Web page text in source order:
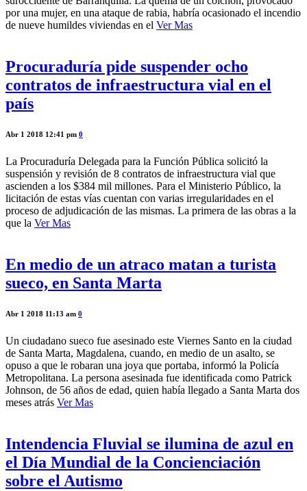
por una mujer, en una ataque de rabia, habría ocasionado el incendio
de nueve humildes viviendas en el Ver Mas
Procuraduría pide suspender ocho
contratos de infraestructura vial en el
país
Abr 1 2018 12:41 pm 0
La Procuraduría Delegada para la Función Pública solicitó la
suspensión y revisión de 8 contratos de infraestructura vial que
ascienden a los $384 mil millones. Para el Ministerio Público, la
licitación de estas vías cuentan con varias irregularidades en el
proceso de adjudicación de las mismas. La primera de las obras a la
que la Ver Mas
En medio de un atraco matan a turista
sueco, en Santa Marta
Abr 1 2018 11:13 am 0
Un ciudadano sueco fue asesinado este Viernes Santo en la ciudad
de Santa Marta, Magdalena, cuando, en medio de un asalto, se
opuso a que le robaran una joya que portaba, informó la Policía
Metropolitana. La persona asesinada fue identificada como Patrick
Johnson, de 56 años de edad, quien había llegado a Santa Marta dos
meses atrás Ver Mas
Intendencia Fluvial se ilumina de azul en
el Día Mundial de la Concienciación
sobre el Autismo